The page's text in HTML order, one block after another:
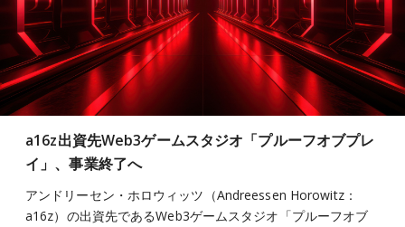
a16z出資先Web3ゲームスタジオ「プルーフオブプレ
イ」、事業終了へ
アンドリーセン・ホロウィッツ（Andreessen Horowitz：
a16z）の出資先であるWeb3ゲームスタジオ「プルーフオブ